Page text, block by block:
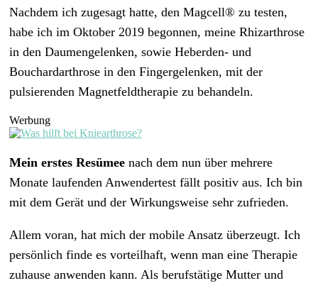
Nachdem ich zugesagt hatte, den Magcell® zu testen,
habe ich im Oktober 2019 begonnen, meine Rhizarthrose
in den Daumengelenken, sowie Heberden- und
Bouchardarthrose in den Fingergelenken, mit der
pulsierenden Magnetfeldtherapie zu behandeln.
Werbung
Mein erstes Resümee nach dem nun über mehrere
Monate laufenden Anwendertest fällt positiv aus. Ich bin
mit dem Gerät und der Wirkungsweise sehr zufrieden.
Allem voran, hat mich der mobile Ansatz überzeugt. Ich
persönlich finde es vorteilhaft, wenn man eine Therapie
zuhause anwenden kann. Als berufstätige Mutter und